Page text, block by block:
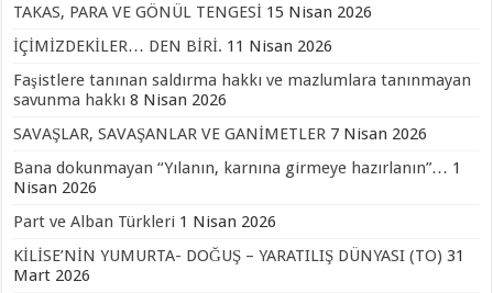
TAKAS, PARA VE GÖNÜL TENGESİ 15 Nisan 2026
İÇİMİZDEKİLER… DEN BİRİ. 11 Nisan 2026
Faşistlere tanınan saldırma hakkı ve mazlumlara tanınmayan
savunma hakkı 8 Nisan 2026
SAVAŞLAR, SAVAŞANLAR VE GANİMETLER 7 Nisan 2026
Bana dokunmayan “Yılanın, karnına girmeye hazırlanın”… 1
Nisan 2026
Part ve Alban Türkleri 1 Nisan 2026
KİLİSE’NİN YUMURTA- DOĞUŞ – YARATILIŞ DÜNYASI (TO) 31
Mart 2026